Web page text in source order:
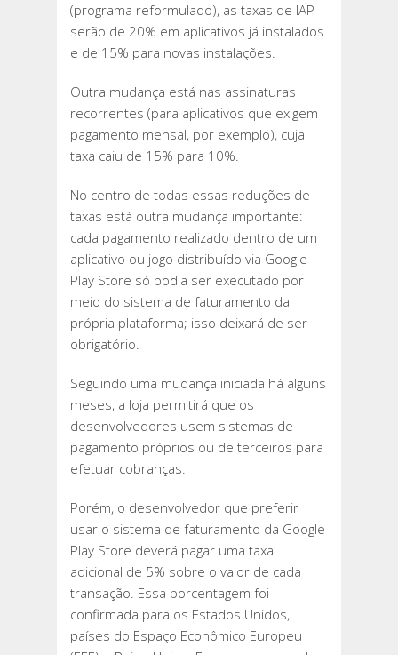
(programa reformulado), as taxas de IAP
serão de 20% em aplicativos já instalados
e de 15% para novas instalações.
Outra mudança está nas assinaturas
recorrentes (para aplicativos que exigem
pagamento mensal, por exemplo), cuja
taxa caiu de 15% para 10%.
No centro de todas essas reduções de
taxas está outra mudança importante:
cada pagamento realizado dentro de um
aplicativo ou jogo distribuído via Google
Play Store só podia ser executado por
meio do sistema de faturamento da
própria plataforma; isso deixará de ser
obrigatório.
Seguindo uma mudança iniciada há alguns
meses, a loja permitirá que os
desenvolvedores usem sistemas de
pagamento próprios ou de terceiros para
efetuar cobranças.
Porém, o desenvolvedor que preferir
usar o sistema de faturamento da Google
Play Store deverá pagar uma taxa
adicional de 5% sobre o valor de cada
transação. Essa porcentagem foi
confirmada para os Estados Unidos,
países do Espaço Econômico Europeu